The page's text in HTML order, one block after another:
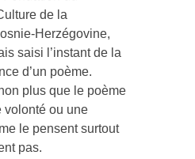
de la
Herzégovine,
saisi l’instant de la
d’un poème.
plus que le poème
volonté ou une
le pensent surtout
pas.